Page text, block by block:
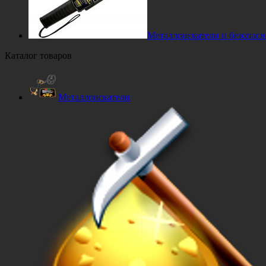
Металлоискатели и
Каталог товаров
Металлоискатели